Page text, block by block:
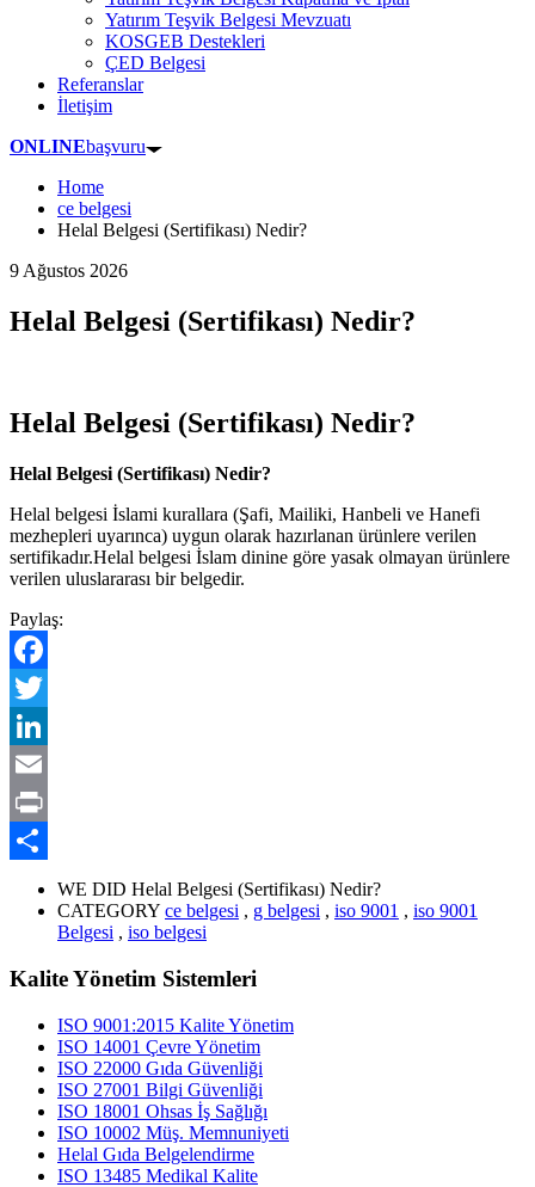
Yatırım Teşvik Belgesi Mevzuatı
KOSGEB Destekleri
ÇED Belgesi
Referanslar
İletişim
ONLINEbaşvuru
Home
ce belgesi
Helal Belgesi (Sertifikası) Nedir?
9 Ağustos 2026
Helal Belgesi (Sertifikası) Nedir?
Helal Belgesi (Sertifikası) Nedir?
Helal Belgesi (Sertifikası) Nedir?
Helal belgesi İslami kurallara (Şafi, Mailiki, Hanbeli ve Hanefi
mezhepleri uyarınca) uygun olarak hazırlanan ürünlere verilen
sertifikadır.Helal belgesi İslam dinine göre yasak olmayan ürünlere
verilen uluslararası bir belgedir.
Paylaş:
Facebook
Twitter
LinkedIn
Email
Print
WE DID Helal Belgesi (Sertifikası) Nedir?
CATEGORY ce belgesi , g belgesi , iso 9001 , iso 9001
Belgesi , iso belgesi
Kalite Yönetim Sistemleri
ISO 9001:2015 Kalite Yönetim
ISO 14001 Çevre Yönetim
ISO 22000 Gıda Güvenliği
ISO 27001 Bilgi Güvenliği
ISO 18001 Ohsas İş Sağlığı
ISO 10002 Müş. Memnuniyeti
Helal Gıda Belgelendirme
ISO 13485 Medikal Kalite